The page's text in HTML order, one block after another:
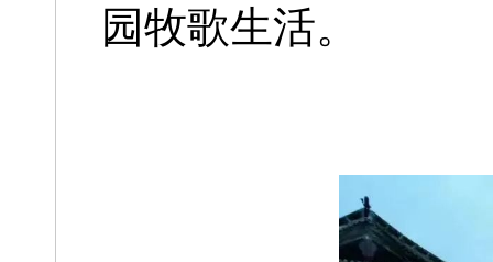
园牧歌生活。